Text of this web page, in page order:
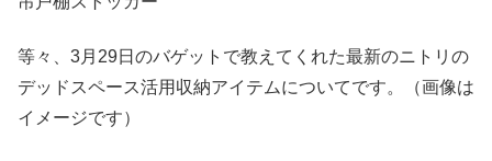
等々、3月29日のバゲットで教えてくれた最新のニトリの
デッドスペース活用収納アイテムについてです。（画像は
イメージです）